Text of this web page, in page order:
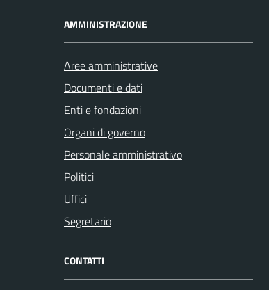
AMMINISTRAZIONE
Aree amministrative
Documenti e dati
Enti e fondazioni
Organi di governo
Personale amministrativo
Politici
Uffici
Segretario
CONTATTI